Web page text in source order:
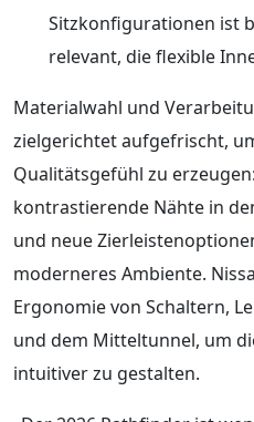
Sitzkonfigurationen ist
relevant, die flexible
Materialwahl und
zielgerichtet aufgefrischt,
Qualitätsgefühl zu
kontrastierende Nähte in
und neue
moderneres Ambiente.
Ergonomie von Schaltern,
und dem Mitteltunnel, um
intuitiver zu gestalten.